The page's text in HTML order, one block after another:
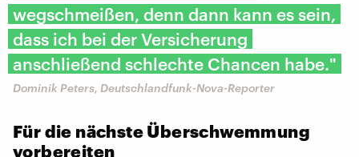
wegschmeißen, denn dann kann es sein,
dass ich bei der Versicherung
anschließend schlechte Chancen habe."
Dominik Peters, Deutschlandfunk-Nova-Reporter
Für die nächste Überschwemmung
vorbereiten